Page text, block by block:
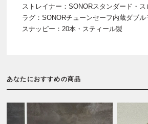
ストレイナー：SONORスタンダード・ス
ラグ：SONORチューンセーフ内蔵ダブル
スナッピー：20本・スティール製
あなたにおすすめの商品